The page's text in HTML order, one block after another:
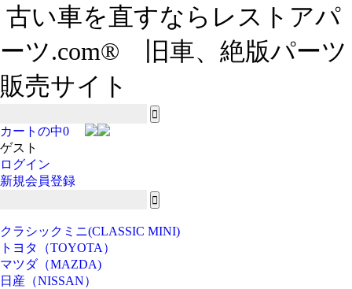
古い車を直すならレストアパ
ーツ.com® 旧車、絶版パーツ
販売サイト
カートの中0
ゲスト
ログイン
新規会員登録
クラシックミニ(CLASSIC MINI)
トヨタ（TOYOTA）
マツダ（MAZDA)
日産（NISSAN）